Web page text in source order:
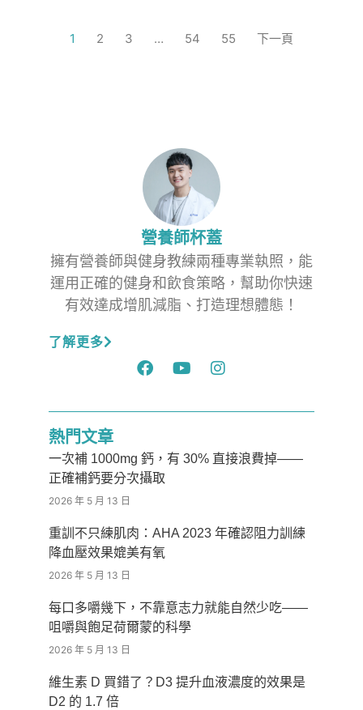
1 2 3 … 54 55 下一頁
營養師杯蓋
擁有營養師與健身教練兩種專業執照，能
運用正確的健身和飲食策略，幫助你快速
有效達成增肌減脂、打造理想體態！
了解更多
熱門文章
一次補 1000mg 鈣，有 30% 直接浪費掉——
正確補鈣要分次攝取
2026 年 5 月 13 日
重訓不只練肌肉：AHA 2023 年確認阻力訓練
降血壓效果媲美有氧
2026 年 5 月 13 日
每口多嚼幾下，不靠意志力就能自然少吃——
咀嚼與飽足荷爾蒙的科學
2026 年 5 月 13 日
維生素 D 買錯了？D3 提升血液濃度的效果是
D2 的 1.7 倍